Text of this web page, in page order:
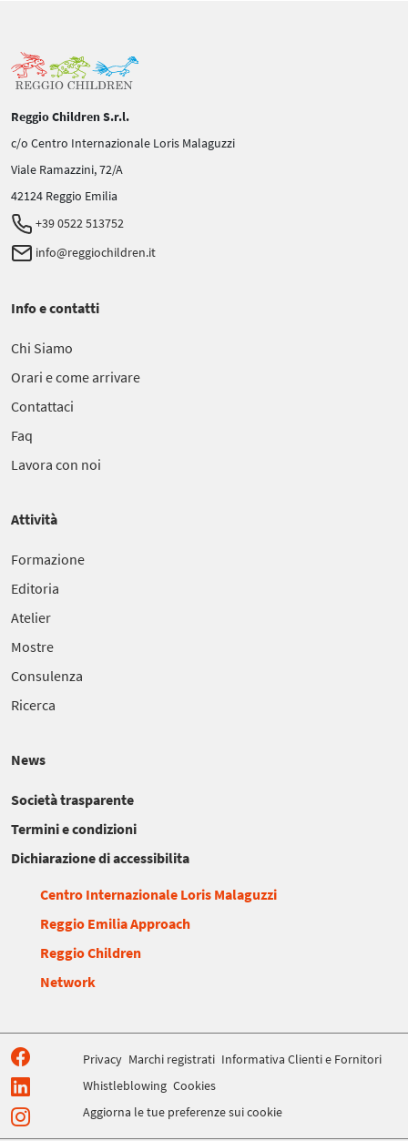
Reggio Children S.r.l.
c/o Centro Internazionale Loris Malaguzzi
Viale Ramazzini, 72/A
42124 Reggio Emilia
+39 0522 513752
info@reggiochildren.it
Info e contatti
Chi Siamo
Orari e come arrivare
Contattaci
Faq
Lavora con noi
Attività
Formazione
Editoria
Atelier
Mostre
Consulenza
Ricerca
News
Società trasparente
Termini e condizioni
Dichiarazione di accessibilita
Centro Internazionale Loris Malaguzzi
Reggio Emilia Approach
Reggio Children
Network
Privacy Marchi registrati Informativa Clienti e Fornitori
Whistleblowing Cookies
Aggiorna le tue preferenze sui cookie